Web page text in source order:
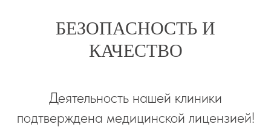
БЕЗОПАСНОСТЬ И
КАЧЕСТВО
Деятельность нашей клиники
подтверждена медицинской лицензией!